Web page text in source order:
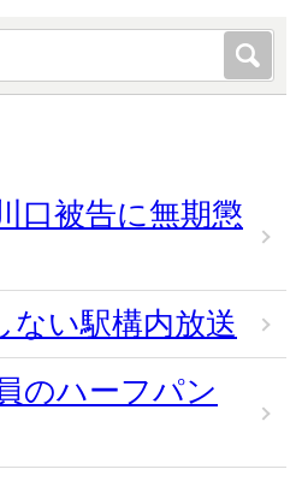
口被告に無期懲
ない駅構内放送
のハーフパン